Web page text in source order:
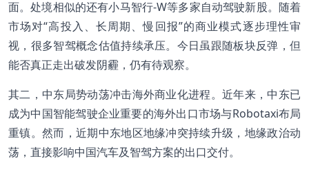
面。处境相似的还有小马智行-W等多家自动驾驶新股。随着
市场对“高投入、长周期、慢回报”的商业模式逐步理性审
视，很多智驾概念估值持续承压。今日虽跟随板块反弹，但
能否真正走出破发阴霾，仍有待观察。
其二，中东局势动荡冲击海外商业化进程。近年来，中东已
成为中国智能驾驶企业重要的海外出口市场与Robotaxi布局
重镇。然而，近期中东地区地缘冲突持续升级，地缘政治动
荡，直接影响中国汽车及智驾方案的出口交付。